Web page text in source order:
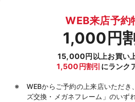
WEB来店予約
1,000円
15,000円以上お買い
1,500円割引 にランク
WEBからご予約の上来店いただき
ズ交換・メガネフレーム」のいず